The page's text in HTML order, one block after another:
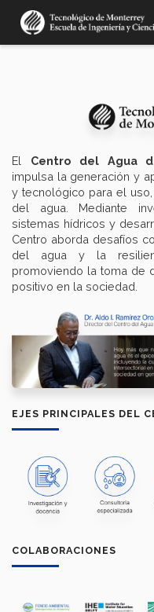
Pasar
contenido
El Centro del Agua
impulsa la generación y
y tecnológico para el
del agua. Mediante
sistemas hídricos y
Centro aborda desafíos
del agua y la
promoviendo la toma de
positivo en la sociedad.
EJES PRINCIPALES DEL
COLABORACIONES